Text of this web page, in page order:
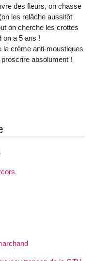
des fleurs, on chasse
les relâche aussitôt
on cherche les crottes
on a 5 ans !
la crème anti-moustiques
absolument !